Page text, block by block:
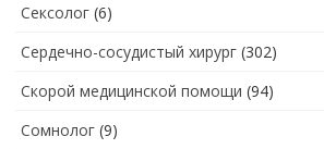
Сексолог (6)
Сердечно-сосудистый хирург (302)
Скорой медицинской помощи (94)
Сомнолог (9)